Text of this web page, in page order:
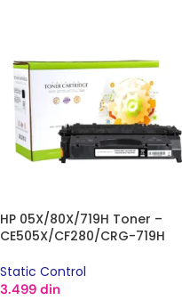
HP 05X/80X/719H Toner –
CE505X/CF280/CRG-719H
Static Control
3.499 din